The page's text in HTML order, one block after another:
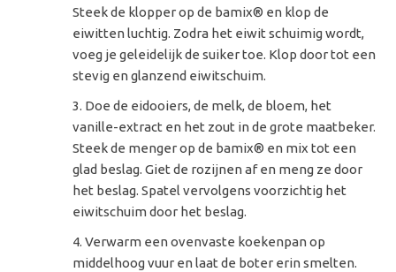
Steek de klopper op de bamix® en klop de
eiwitten luchtig. Zodra het eiwit schuimig wordt,
voeg je geleidelijk de suiker toe. Klop door tot een
stevig en glanzend eiwitschuim.
Doe de eidooiers, de melk, de bloem, het
vanille-extract en het zout in de grote maatbeker.
Steek de menger op de bamix® en mix tot een
glad beslag. Giet de rozijnen af en meng ze door
het beslag. Spatel vervolgens voorzichtig het
eiwitschuim door het beslag.
Verwarm een ovenvaste koekenpan op
middelhoog vuur en laat de boter erin smelten.